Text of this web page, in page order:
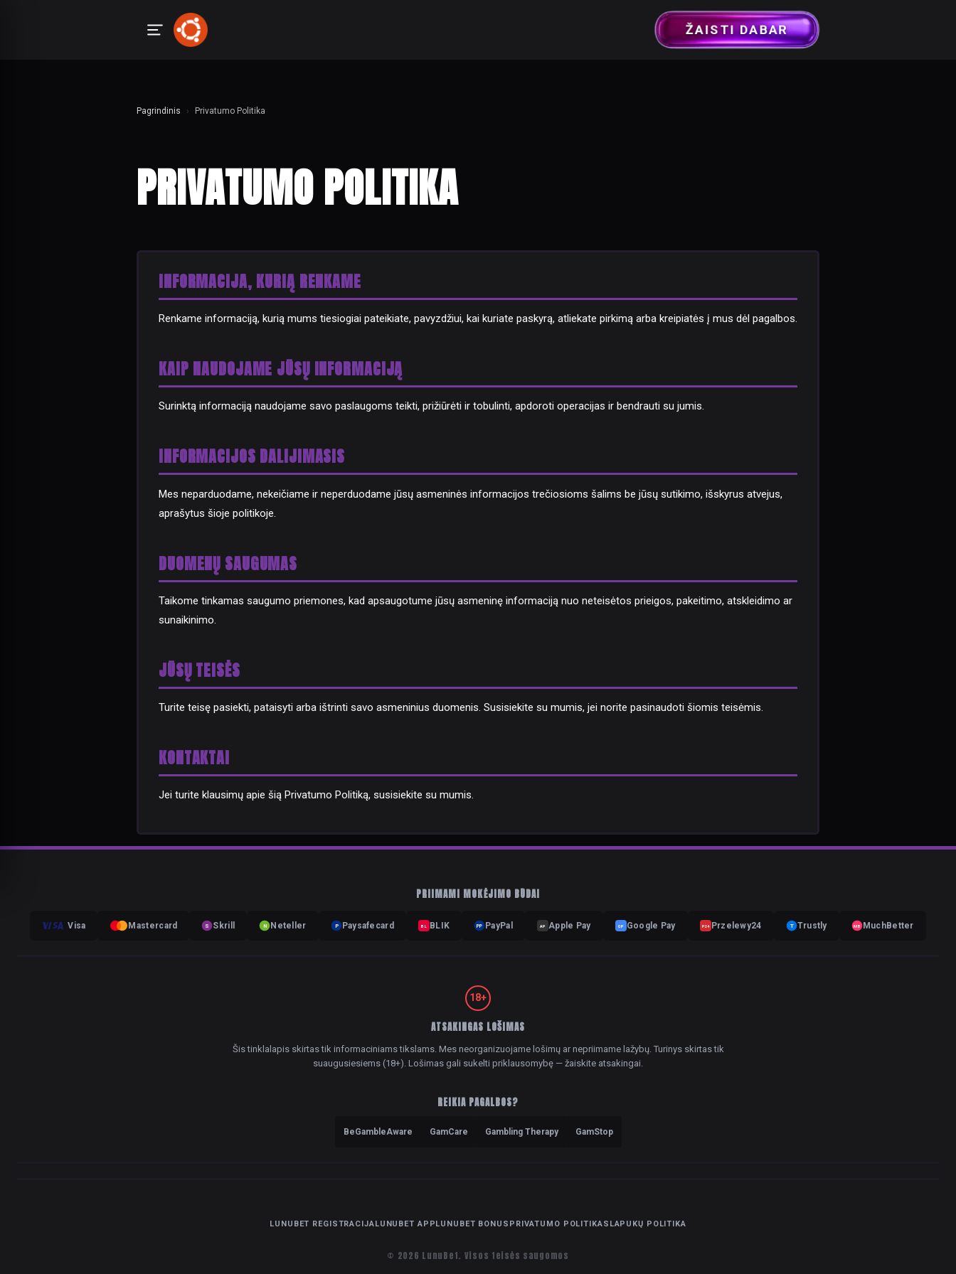
ŽAISTI DABAR
Pagrindinis › Privatumo Politika
PRIVATUMO POLITIKA
INFORMACIJA, KURIĄ RENKAME
Renkame informaciją, kurią mums tiesiogiai pateikiate, pavyzdžiui, kai kuriate paskyrą, atliekate pirkimą arba kreipiatės į mus dėl pagalbos.
KAIP NAUDOJAME JŪSŲ INFORMACIJĄ
Surinktą informaciją naudojame savo paslaugoms teikti, prižiūrėti ir tobulinti, apdoroti operacijas ir bendrauti su jumis.
INFORMACIJOS DALIJIMASIS
Mes neparduodame, nekeičiame ir neperduodame jūsų asmeninės informacijos trečiosioms šalims be jūsų sutikimo, išskyrus atvejus,
aprašytus šioje politikoje.
DUOMENŲ SAUGUMAS
Taikome tinkamas saugumo priemones, kad apsaugotume jūsų asmeninę informaciją nuo neteisėtos prieigos, pakeitimo, atskleidimo ar
sunaikinimo.
JŪSŲ TEISĖS
Turite teisę pasiekti, pataisyti arba ištrinti savo asmeninius duomenis. Susisiekite su mumis, jei norite pasinaudoti šiomis teisėmis.
KONTAKTAI
Jei turite klausimų apie šią Privatumo Politiką, susisiekite su mumis.
PRIIMAMI MOKĖJIMO BŪDAI
Visa Mastercard S Skrill N Neteller P Paysafecard BL BLIK PP PayPal AP Apple Pay GP Google Pay P24 Przelewy24 T Trustly MB MuchBetter
18+
ATSAKINGAS LOŠIMAS
Šis tinklalapis skirtas tik informaciniams tikslams. Mes neorganizuojame lošimų ar nepriimame lažybų. Turinys skirtas tik
suaugusiesiems (18+). Lošimas gali sukelti priklausomybę — žaiskite atsakingai.
REIKIA PAGALBOS?
BeGambleAware GamCare Gambling Therapy GamStop
LUNUBET REGISTRACIJALUNUBET APPLUNUBET BONUS PRIVATUMO POLITIKASLAPUKŲ POLITIKA
© 2026 LunuBet. Visos teisės saugomos